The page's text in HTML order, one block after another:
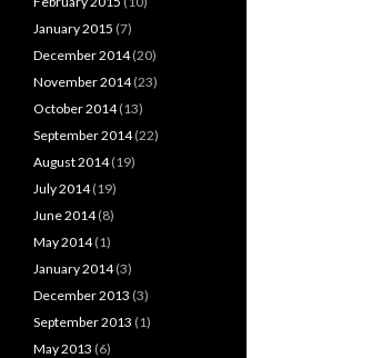
January 2015 (7)
December 2014(20)
November 2014(23)
October 2014(13)
September 2014(22)
August 2014(19)
July 2014(19)
June 2014(8)
May 2014(1)
January 2014(3)
December 2013 (3)
September 2013 (1)
May 2013 (6)